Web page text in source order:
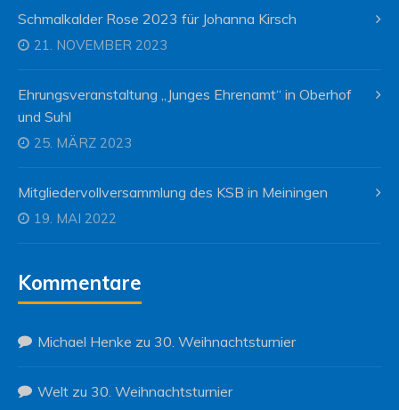
Schmalkalder Rose 2023 für Johanna Kirsch
21. NOVEMBER 2023
Ehrungsveranstaltung „Junges Ehrenamt“ in Oberhof
und Suhl
25. MÄRZ 2023
Mitgliedervollversammlung des KSB in Meiningen
19. MAI 2022
Kommentare
Michael Henke zu 30. Weihnachtsturnier
Welt zu 30. Weihnachtsturnier